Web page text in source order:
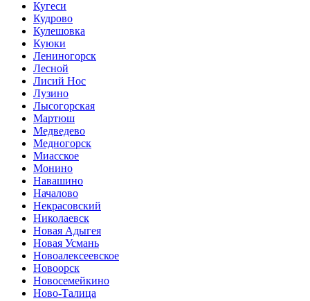
Кугеси
Кудрово
Кулешовка
Куюки
Лениногорск
Лесной
Лисий Нос
Лузино
Лысогорская
Мартюш
Медведево
Медногорск
Миасское
Монино
Навашино
Началово
Некрасовский
Николаевск
Новая Адыгея
Новая Усмань
Новоалексеевское
Новоорск
Новосемейкино
Ново-Талица